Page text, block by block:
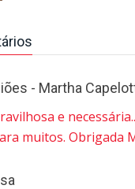
- Martha
e
muitos. Obrigada